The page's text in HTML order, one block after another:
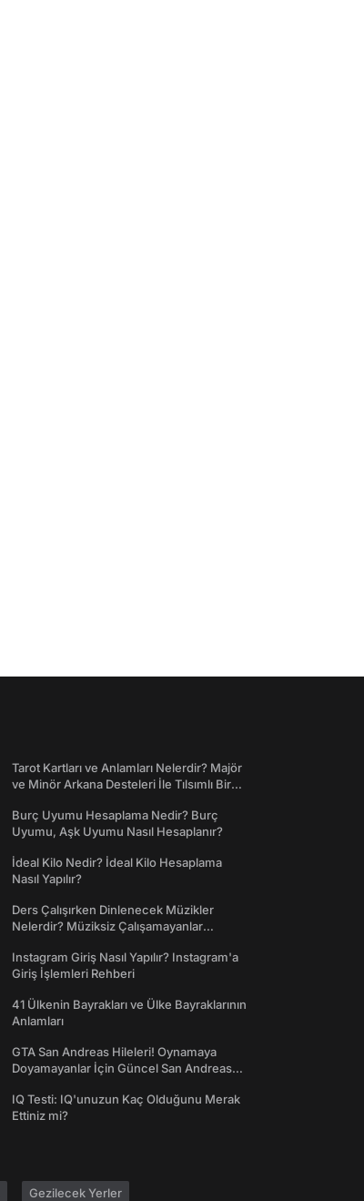
Tarot Kartları ve Anlamları Nelerdir? Majör
ve Minör Arkana Desteleri İle Tılsımlı Bir
Burç Uyumu Hesaplama Nedir? Burç
Uyumu, Aşk Uyumu Nasıl Hesaplanır?
İdeal Kilo Nedir? İdeal Kilo Hesaplama
Nasıl Yapılır?
Ders Çalışırken Dinlenecek Müzikler
Nelerdir? Müziksiz Çalışamayanlar
Instagram Giriş Nasıl Yapılır? Instagram'a
Giriş İşlemleri Rehberi
41 Ülkenin Bayrakları ve Ülke Bayraklarının
Anlamları
GTA San Andreas Hileleri! Oynamaya
Doyamayanlar İçin Güncel San Andreas
IQ Testi: IQ'unuzun Kaç Olduğunu Merak
Ettiniz mi?
Gezilecek Yerler